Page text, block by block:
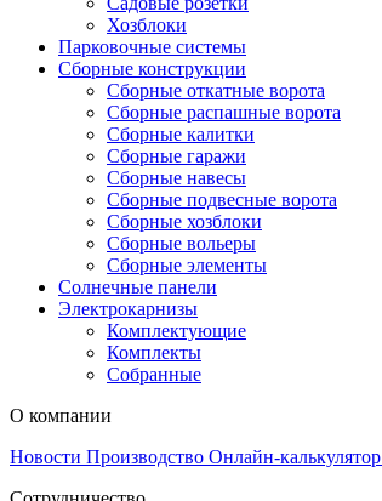
Хозблоки
Парковочные системы
Сборные конструкции
Сборные откатные ворота
Сборные распашные ворота
Сборные калитки
Сборные гаражи
Сборные навесы
Сборные подвесные ворота
Сборные хозблоки
Сборные вольеры
Сборные элементы
Солнечные панели
Электрокарнизы
Комплектующие
Комплекты
Собранные
О компании
Новости Производство Онлайн-калькулятор